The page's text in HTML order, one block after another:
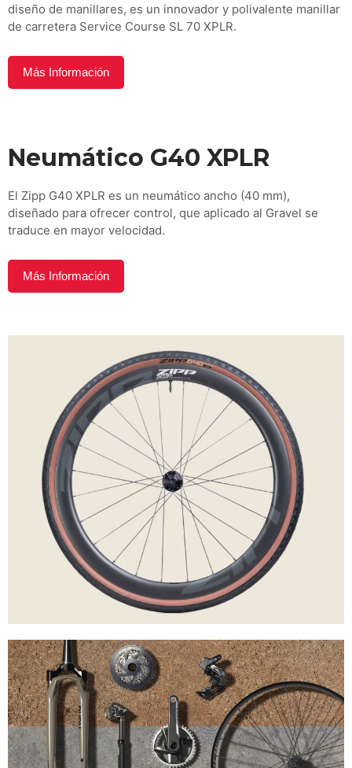
diseño de manillares, es un innovador y polivalente manillar
de carretera Service Course SL 70 XPLR.
Más Información
Neumático G40 XPLR
El Zipp G40 XPLR es un neumático ancho (40 mm),
diseñado para ofrecer control, que aplicado al Gravel se
traduce en mayor velocidad.
Más Información